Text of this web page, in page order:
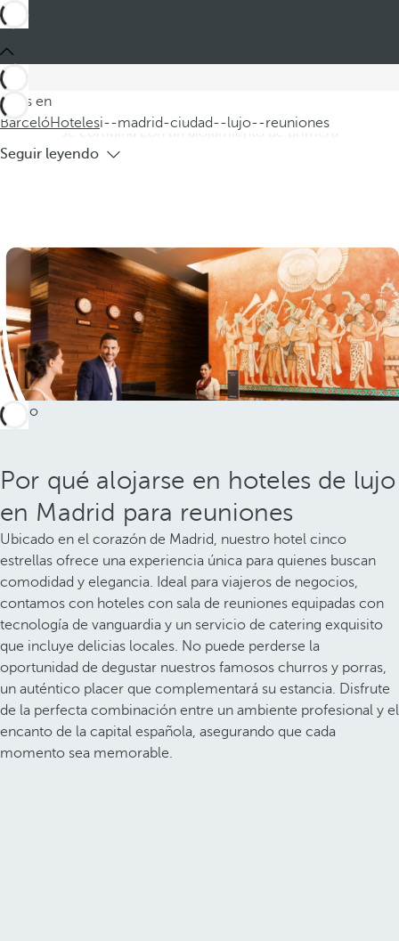
Estás en
BarcelóHotelesi--madrid-ciudad--lujo--reuniones
reuniones
reuniones y conferencias, donde la excelencia en el servicio
se combina con un alojamiento de primera
Seguir leyendo
Por qué alojarse en hoteles de lujo
en Madrid para reuniones
Ubicado en el corazón de Madrid, nuestro hotel cinco
estrellas ofrece una experiencia única para quienes buscan
comodidad y elegancia. Ideal para viajeros de negocios,
contamos con hoteles con sala de reuniones equipadas con
tecnología de vanguardia y un servicio de catering exquisito
que incluye delicias locales. No puede perderse la
oportunidad de degustar nuestros famosos churros y porras,
un auténtico placer que complementará su estancia. Disfrute
de la perfecta combinación entre un ambiente profesional y el
encanto de la capital española, asegurando que cada
momento sea memorable.